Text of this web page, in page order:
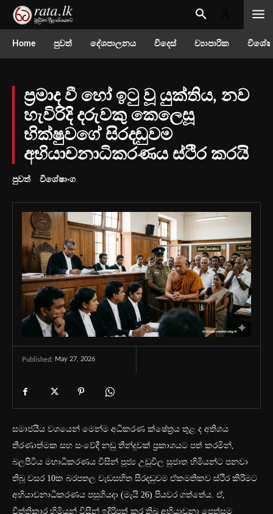
Home පුවත් දේශපාලනය විදෙස් ව්‍යාපාරික
ප්‍රමාද වී හෝ ඉටු වූ යුක්තිය, නව
හැවිරිදි දරුවකු කෙලෙසූ
භික්ෂුවගේ සිරදඬුවම
අභියාචනාධිකරණය ස්ථිර කරයි
පුවත් විශේෂාංග
Published: May 27, 2026
සමාජයීය වශයෙන් මෙන්ම අධිකරණ ක්ෂේත්‍රය තුළ ද අතිශය
තීරණාත්මක සහ සංවේදී නඩු තීන්දුවක් ප්‍රකාශයට පත් කරමින්,
බලපිටිය මහාධිකරණය විසින් පූජ්‍ය උඩුවිල සුජාත හිමියන්ට පනවා
තිබූ වසර 10ක බරපතල වැඩසහිත සිරදඬුවම ඒකමතිකව ස්ථිර කිරීමට
අභියාචනාධිකරණය පසුගියදා (මැයි 26) පියවර ගත්තේය. ඒ,
විත්තිකාර හිමියන් විසින් ඉදිරිපත් කර තිබූ අභියාචනා පෙත්සම